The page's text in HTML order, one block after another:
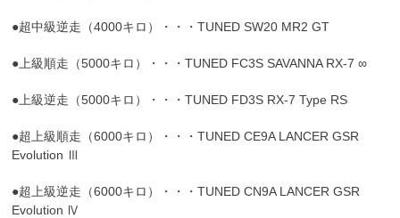
●超中級逆走（4000キロ）・・・TUNED SW20 MR2 GT
●上級順走（5000キロ）・・・TUNED FC3S SAVANNA RX-7 ∞
●上級逆走（5000キロ）・・・TUNED FD3S RX-7 Type RS
●超上級順走（6000キロ）・・・TUNED CE9A LANCER GSR
Evolution Ⅲ
●超上級逆走（6000キロ）・・・TUNED CN9A LANCER GSR
Evolution Ⅳ